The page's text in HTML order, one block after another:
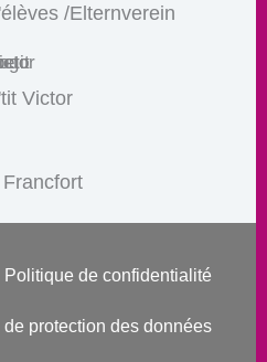
/Elternverein
Victor
Politique de confidentialité
de protection des données